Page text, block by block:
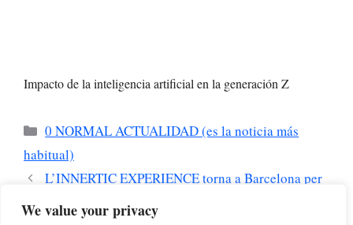
We value your privacy
Impacto de la inteligencia artificial en la generación Z
Categorías
0 NORMAL ACTUALIDAD (es la noticia más
habitual)
L’INNERTIC EXPERIENCE torna a Barcelona per
reforçar les connexions humanes en l’ecosistema TIC